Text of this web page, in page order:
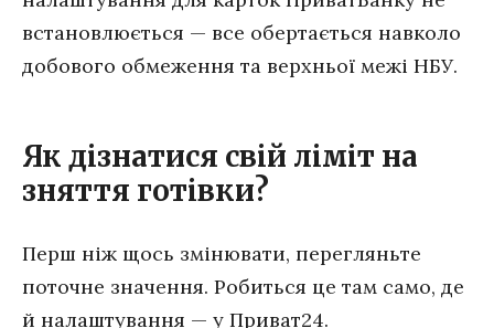
встановлюється — все обертається навколо
добового обмеження та верхньої межі НБУ.
Як дізнатися свій ліміт на
зняття готівки?
Перш ніж щось змінювати, перегляньте
поточне значення. Робиться це там само, де
й налаштування — у Приват24.